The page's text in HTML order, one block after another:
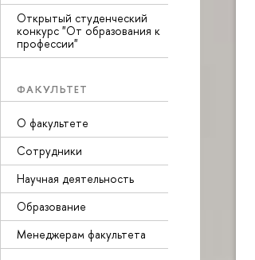
Открытый студенческий
конкурс "От образования к
профессии"
ФАКУЛЬТЕТ
О факультете
Сотрудники
Научная деятельность
Образование
Менеджерам факультета